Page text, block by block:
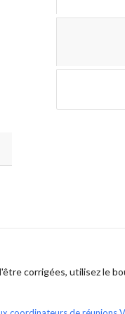
corrigées, utilisez le